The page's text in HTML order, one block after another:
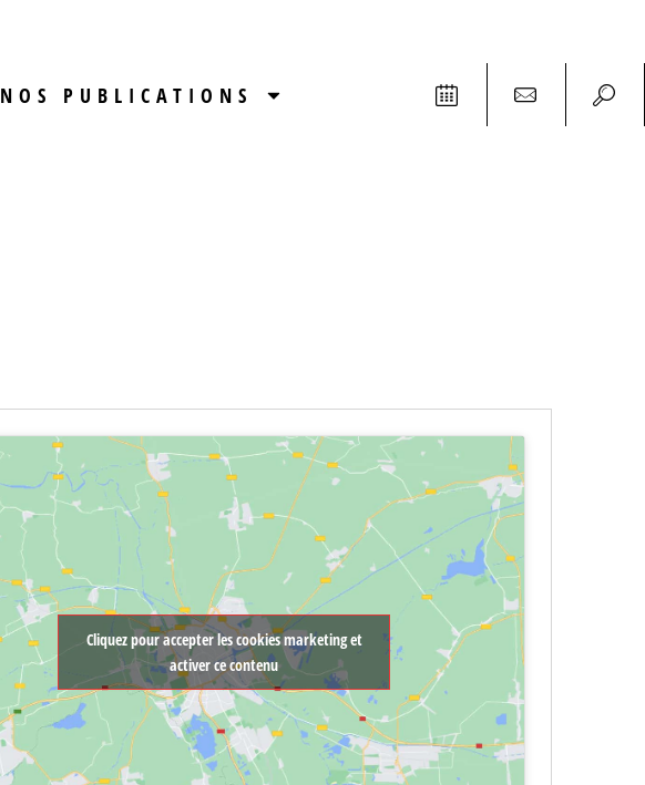
NOS PUBLICATIONS
Cliquez pour accepter les cookies marketing et
activer ce contenu